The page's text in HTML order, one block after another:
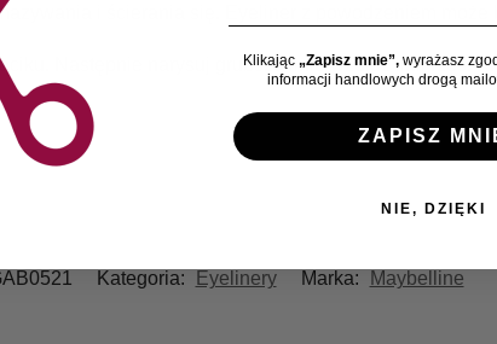
i ścierania się. Eyeliner z powodzeniem
Następnie narysuj grubszą linię wzdłuż linii rzęs.
Kategoria: Eyelinery Marka: Maybelline
Klikając „Zapisz mnie”,wyrażasz
informacji handlowych drogą
ZAPISZ
NIE, DZIĘKI